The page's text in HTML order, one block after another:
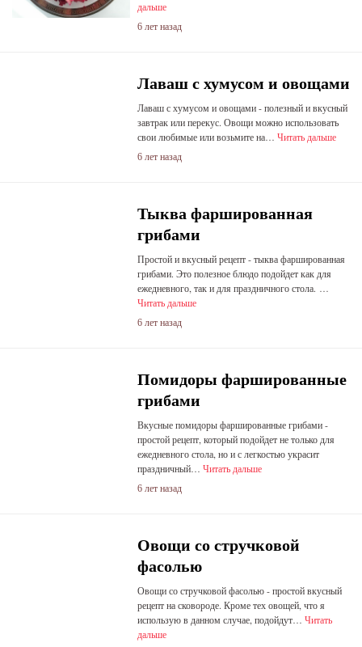
дальше
6 лет назад
Лаваш с хумусом и овощами
Лаваш с хумусом и овощами - полезный и вкусный
завтрак или перекус. Овощи можно использовать
свои любимые или возьмите на… Читать дальше
6 лет назад
Тыква фаршированная
грибами
Простой и вкусный рецепт - тыква фаршированная
грибами. Это полезное блюдо подойдет как для
ежедневного, так и для праздничного стола. …
Читать дальше
6 лет назад
Помидоры фаршированные
грибами
Вкусные помидоры фаршированные грибами -
простой рецепт, который подойдет не только для
ежедневного стола, но и с легкостью украсит
праздничный… Читать дальше
6 лет назад
Овощи со стручковой
фасолью
Овощи со стручковой фасолью - простой вкусный
рецепт на сковороде. Кроме тех овощей, что я
использую в данном случае, подойдут… Читать
дальше